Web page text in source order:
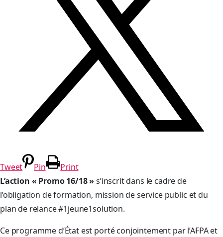
Tweet Pin
Print
L’action « Promo 16/18 » s’inscrit dans le cadre de
l’obligation de formation, mission de service public et du
plan de relance #1jeune1solution.
Ce programme d’État est porté conjointement par l’AFPA et